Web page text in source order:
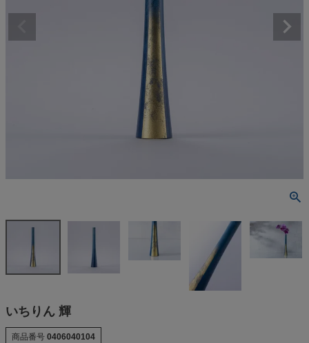
いちりん 輝
商品番号 0406040104